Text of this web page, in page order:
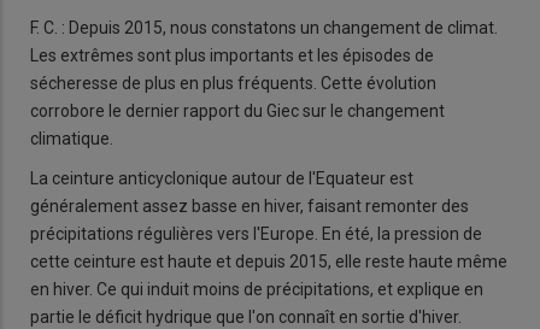
F. C. : Depuis 2015, nous constatons un changement de climat.
Les extrêmes sont plus importants et les épisodes de
sécheresse de plus en plus fréquents. Cette évolution
corrobore le dernier rapport du Giec sur le changement
climatique.
La ceinture anticyclonique autour de l'Equateur est
généralement assez basse en hiver, faisant remonter des
précipitations régulières vers l'Europe. En été, la pression de
cette ceinture est haute et depuis 2015, elle reste haute même
en hiver. Ce qui induit moins de précipitations, et explique en
partie le déficit hydrique que l'on connaît en sortie d'hiver.